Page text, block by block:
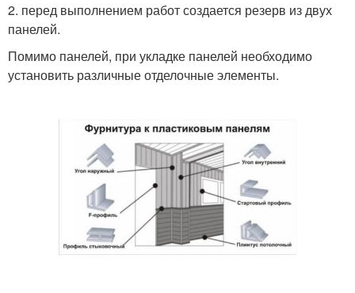
2. перед выполнением работ создается резерв из двух
панелей.
Помимо панелей, при укладке панелей необходимо
установить различные отделочные элементы.